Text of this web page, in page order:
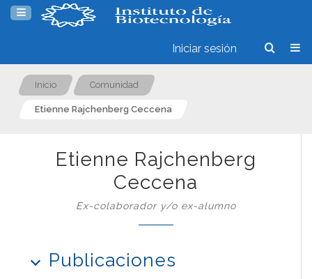
Iniciar sesión
Inicio Comunidad
Etienne Rajchenberg Ceccena
Etienne Rajchenberg
Ceccena
Ex-colaborador y/o ex-alumno
Publicaciones